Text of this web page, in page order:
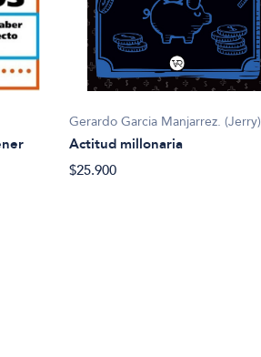
Gerardo Garcia Manjarrez. (Jerry)
Actitud millonaria
$25.900